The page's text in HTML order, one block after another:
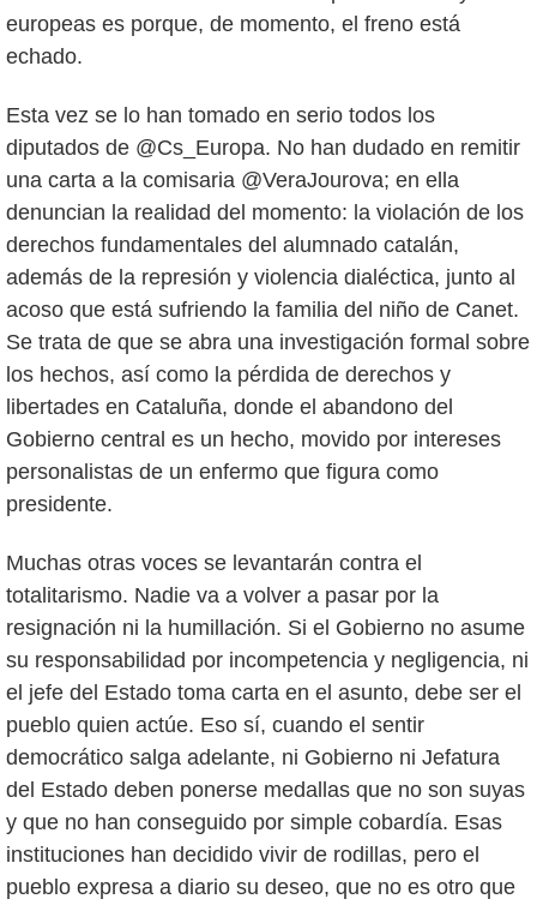
europeas es porque, de momento, el freno está
echado.
Esta vez se lo han tomado en serio todos los
diputados de @Cs_Europa. No han dudado en remitir
una carta a la comisaria @VeraJourova; en ella
denuncian la realidad del momento: la violación de los
derechos fundamentales del alumnado catalán,
además de la represión y violencia dialéctica, junto al
acoso que está sufriendo la familia del niño de Canet.
Se trata de que se abra una investigación formal sobre
los hechos, así como la pérdida de derechos y
libertades en Cataluña, donde el abandono del
Gobierno central es un hecho, movido por intereses
personalistas de un enfermo que figura como
presidente.
Muchas otras voces se levantarán contra el
totalitarismo. Nadie va a volver a pasar por la
resignación ni la humillación. Si el Gobierno no asume
su responsabilidad por incompetencia y negligencia, ni
el jefe del Estado toma carta en el asunto, debe ser el
pueblo quien actúe. Eso sí, cuando el sentir
democrático salga adelante, ni Gobierno ni Jefatura
del Estado deben ponerse medallas que no son suyas
y que no han conseguido por simple cobardía. Esas
instituciones han decidido vivir de rodillas, pero el
pueblo expresa a diario su deseo, que no es otro que